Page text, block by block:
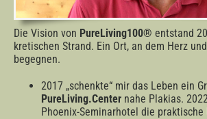
Die Vision von PureLiving100® entstand
kretischen Strand. Ein Ort, an dem Herz
begegnen.
2017 „schenkte“ mir das Leben ein
PureLiving.Center nahe Plakias.
Phoenix-Seminarhotel die praktische